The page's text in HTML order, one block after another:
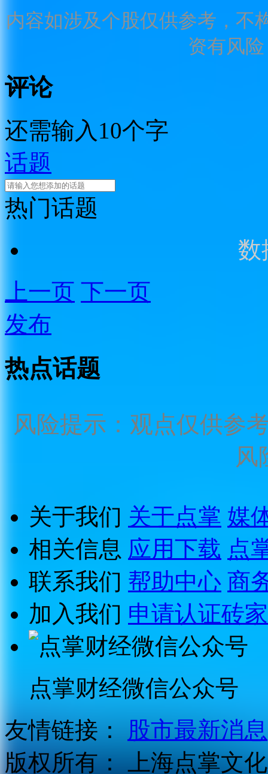
内容如涉及个股仅供参考，不
资有风
评论
还需输入10个字
话题
热门话题
数
上一页 下一页
发布
热点话题
风险提示：观点仅供参
风
关于我们 关于点掌 媒
相关信息 应用下载 点
联系我们 帮助中心 商
加入我们 申请认证砖家
点掌财经微信公众号
友情链接：
股市最新消息
版权所有： 上海点掌文